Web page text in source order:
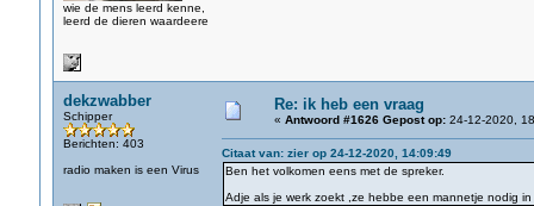
wie de mens leerd kenne,
leerd de dieren waardeere
dekzwabber
Schipper
Berichten: 403
radio maken is een Virus
Re: ik heb een vraag
« Antwoord #1626 Gepost op:24-12-2020,
Citaat van: zier op 24-12-2020, 14:09:49
Ben het volkomen eens met de spreker.
Adje als je werk zoekt ,ze hebbe een mannetje nodig